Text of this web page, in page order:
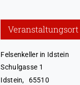
Veranstaltungsort
Felsenkeller in Idstein
Schulgasse 1
Idstein,
65510